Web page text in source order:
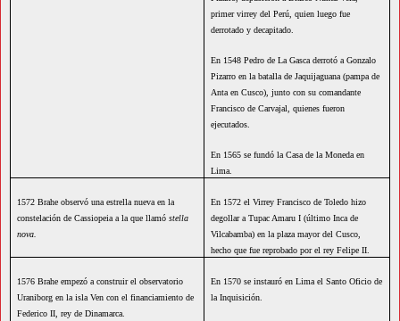
primer virrey del Perú, quien luego fue
derrotado y decapitado.
En 1548 Pedro de La Gasca derrotó a Gonzalo
Pizarro en la batalla de Jaquijaguana (pampa de
Anta en Cusco), junto con su comandante
Francisco de Carvajal, quienes fueron
ejecutados.
En 1565 se fundó la Casa de la Moneda en
Lima.
1572 Brahe observó una estrella nueva en la
constelación de Cassiopeia a la que llamóstella
nova.
En 1572 el Virrey Francisco de Toledo hizo
degollar a Tupac Amaru I (último Inca de
Vilcabamba) en la plaza mayor del Cusco,
hecho que fue reprobado por el rey Felipe II.
1576 Brahe empezó a construir el observatorio
Uraniborg en la isla Ven con el financiamiento de
Federico II, rey de Dinamarca.
En 1570 se instauró en Lima el Santo Oficio de
la Inquisición.